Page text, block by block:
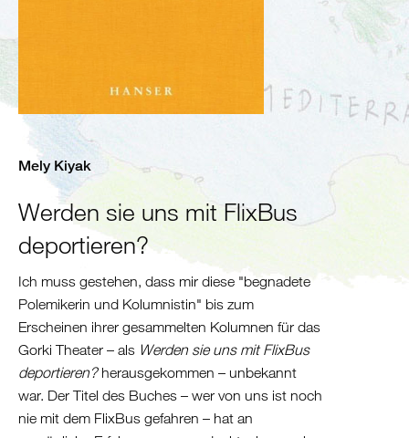
Mittelmeerküste
Spanien
Frankreich
Italien
Balkan
Kroatien
Bosnien
und
Herzegowina
Albanien
Mely Kiyak
Werden sie uns mit FlixBus
deportieren?
Ich muss gestehen, dass mir diese "begnadete
Polemikerin und Kolumnistin" bis zum
Erscheinen ihrer gesammelten Kolumnen für das
Gorki Theater – als Werden sie uns mit FlixBus
deportieren? herausgekommen – unbekannt
war. Der Titel des Buches – wer von uns ist noch
nie mit dem FlixBus gefahren – hat an